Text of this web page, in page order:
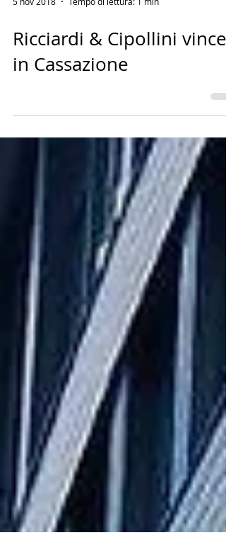
Ricciardi & Cipollini vince
in Cassazione